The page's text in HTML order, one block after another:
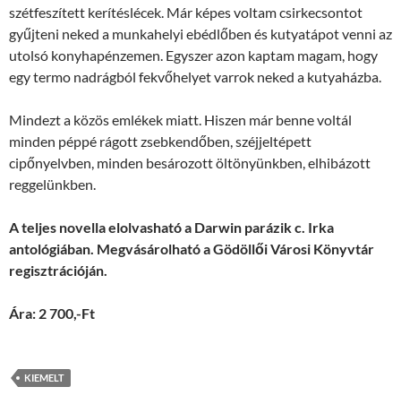
szétfeszített kerítéslécek. Már képes voltam csirkecsontot
gyűjteni neked a munkahelyi ebédlőben és kutyatápot venni az
utolsó konyhapénzemen. Egyszer azon kaptam magam, hogy
egy termo nadrágból fekvőhelyet varrok neked a kutyaházba.
Mindezt a közös emlékek miatt. Hiszen már benne voltál
minden péppé rágott zsebkendőben, széjjeltépett
cipőnyelvben, minden besározott öltönyünkben, elhibázott
reggelünkben.
A teljes novella elolvasható a Darwin parázik c. Irka
antológiában. Megvásárolható a Gödöllői Városi Könyvtár
regisztrációján.
Ára: 2 700,-Ft
KIEMELT